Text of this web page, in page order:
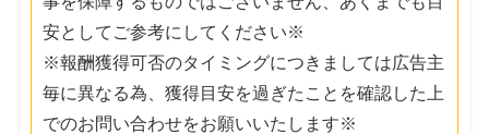
安としてご参考にしてください※
※報酬獲得可否のタイミングにつきましては広告主
毎に異なる為、獲得目安を過ぎたことを確認した上
でのお問い合わせをお願いいたします※